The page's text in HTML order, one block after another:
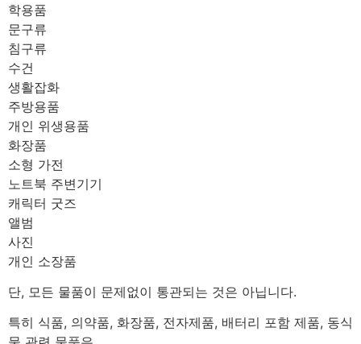
학용품
문구류
침구류
수건
생활잡화
주방용품
개인 위생용품
화장품
소형 가전
노트북 주변기기
캐릭터 굿즈
앨범
사진
개인 소장품
단, 모든 물품이 문제없이 통관되는 것은 아닙니다.
특히 식품, 의약품, 화장품, 전자제품, 배터리 포함 제품, 동식